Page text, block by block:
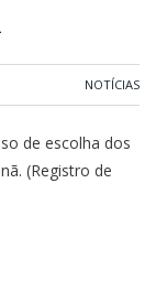
NOTÍCIAS
de escolha dos
(Registro de